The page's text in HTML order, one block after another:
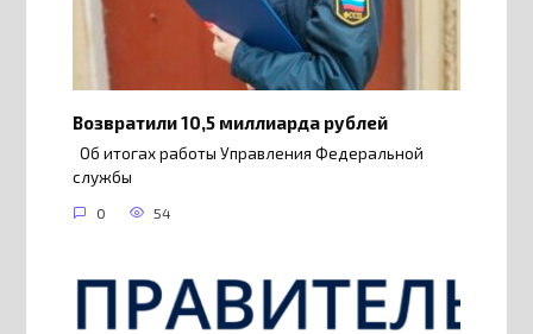
Возвратили 10,5 миллиарда рублей
Об итогах работы Управления Федеральной
службы
0 54